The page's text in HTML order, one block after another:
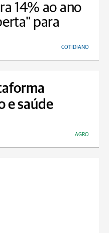
14% ao ano
para
COTIDIANO
e saúde
AGRO